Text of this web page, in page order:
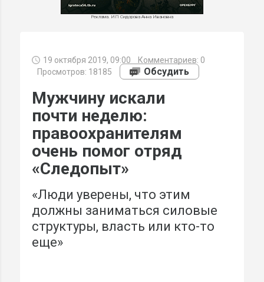
Реклама. ИП Сидорова Анна Ивановна
19 октября 2019, 09:00 Комментариев: 0
Просмотров: 18185
Обсудить
Мужчину искали
почти неделю:
правоохранителям
очень помог отряд
«Следопыт»
«Люди уверены, что этим
должны заниматься силовые
структуры, власть или кто-то
еще»